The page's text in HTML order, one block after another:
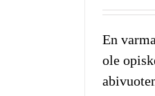
En
ole